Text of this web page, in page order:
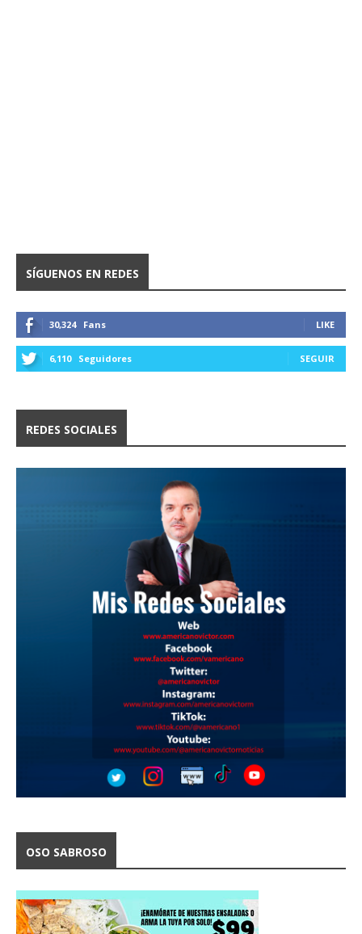
SÍGUENOS EN REDES
30,324 Fans LIKE
6,110 Seguidores SEGUIR
REDES SOCIALES
OSO SABROSO